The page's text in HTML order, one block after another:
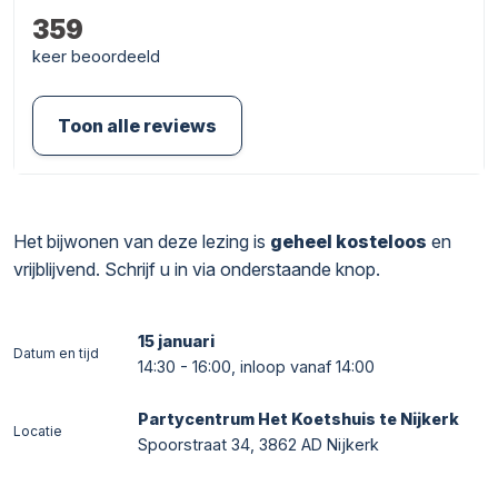
359
keer beoordeeld
Toon alle reviews
Het bijwonen van deze lezing is geheel kosteloos en
vrijblijvend. Schrijf u in via onderstaande knop.
Datum en tijd
15 januari
14:30 - 16:00, inloop vanaf 14:00
Locatie
Partycentrum Het Koetshuis te Nijkerk
Spoorstraat 34, 3862 AD Nijkerk